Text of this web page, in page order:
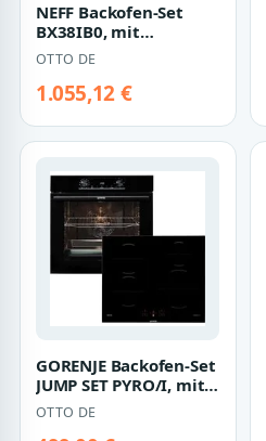
NEFF Backofen-Set
BX38IB0, mit
Teleskopauszug
nachrüstbar,
CircoTherm®…
OTTO DE
1.055,12 €
GORENJE Backofen-Set
JUMP SET PYRO/I, mit
Teleskopauszug
nachrüstbar,…
OTTO DE